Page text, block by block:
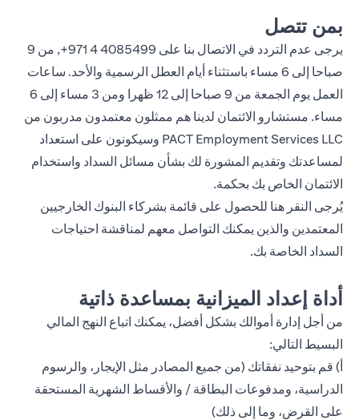
بمن تتصل
يرجى عدم التردد في الاتصال بنا على 4085499 4 971+
, من 9
صباحا إلى 6 مساء باستثناء أيام العطل الرسمية والأحد. ساعات
العمل يوم الجمعة من 9 صباحا إلى 12 ظهرا ومن 3 مساء إلى 6
مساء. مستشارو الائتمان لدينا هم ممثلون معتمدون مدربون من
PACT Employment Services LLC وسيكونون على استعداد
لمساعدتك وتقديم المشورة لك بشأن مسائل السداد واستخدام
الائتمان الخاص بك بحكمة.
يُرجى النقر هنا للحصول على قائمة بشركاء البنوك الخارجيين
المعتمدين والذين يمكنك التواصل معهم لمناقشة احتياجات
السداد الخاصة بك.
أداة إعداد الميزانية بمساعدة ذاتية
من أجل إدارة أموالك بشكل أفضل، يمكنك اتباع النهج المالي
البسيط التالي:
أ) قم بتوحيد نفقاتك (من جميع المصادر مثل الإيجار، والرسوم
الدراسية، ومدفوعات البطاقة / والأقساط الشهرية المستحقة
على القرض، وما إلى ذلك)